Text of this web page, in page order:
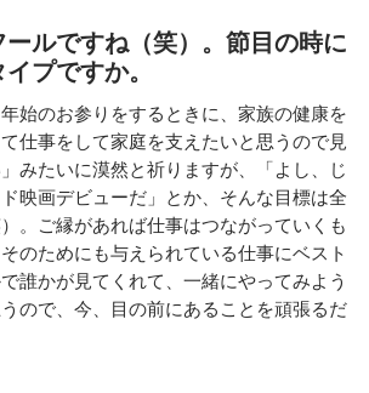
ールですね（笑）。節目の時に
プですか。
始のお参りをするときに、家族の健康を
仕事をして家庭を支えたいと思うので見
みたいに漠然と祈りますが、「よし、じ
映画デビューだ」とか、そんな目標は全
。ご縁があれば仕事はつながっていくも
のためにも与えられている仕事にベスト
誰かが見てくれて、一緒にやってみよう
ので、今、目の前にあることを頑張るだ